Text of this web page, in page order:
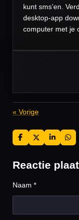
kunt sms’en.
desktop-app
computer met je
« Vorige
D
e
n
D
e
S
h
D
e
n
Reactie
Naam *